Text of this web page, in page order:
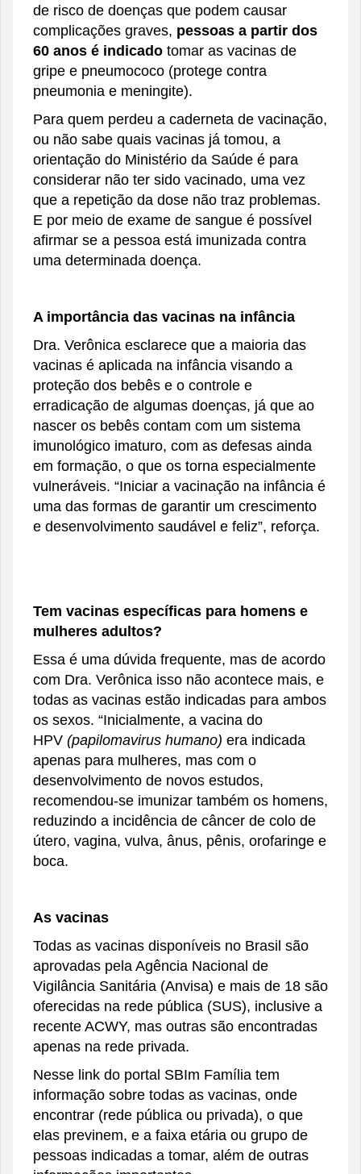
de risco de doenças que podem causar
complicações graves, pessoas a partir dos
60 anos é indicado tomar as vacinas de
gripe e pneumococo (protege contra
pneumonia e meningite).
Para quem perdeu a caderneta de vacinação,
ou não sabe quais vacinas já tomou, a
orientação do Ministério da Saúde é para
considerar não ter sido vacinado, uma vez
que a repetição da dose não traz problemas.
E por meio de exame de sangue é possível
afirmar se a pessoa está imunizada contra
uma determinada doença.
A importância das vacinas na infância
Dra. Verônica esclarece que a maioria das
vacinas é aplicada na infância visando a
proteção dos bebês e o controle e
erradicação de algumas doenças, já que ao
nascer os bebês contam com um sistema
imunológico imaturo, com as defesas ainda
em formação, o que os torna especialmente
vulneráveis. “Iniciar a vacinação na infância é
uma das formas de garantir um crescimento
e desenvolvimento saudável e feliz”, reforça.
Tem vacinas específicas para homens e
mulheres adultos?
Essa é uma dúvida frequente, mas de acordo
com Dra. Verônica isso não acontece mais, e
todas as vacinas estão indicadas para ambos
os sexos. “Inicialmente, a vacina do
HPV (papilomavirus humano) era indicada
apenas para mulheres, mas com o
desenvolvimento de novos estudos,
recomendou-se imunizar também os homens,
reduzindo a incidência de câncer de colo de
útero, vagina, vulva, ânus, pênis, orofaringe e
boca.
As vacinas
Todas as vacinas disponíveis no Brasil são
aprovadas pela Agência Nacional de
Vigilância Sanitária (Anvisa) e mais de 18 são
oferecidas na rede pública (SUS), inclusive a
recente ACWY, mas outras são encontradas
apenas na rede privada.
Nesse link do portal SBIm Família tem
informação sobre todas as vacinas, onde
encontrar (rede pública ou privada), o que
elas previnem, e a faixa etária ou grupo de
pessoas indicadas a tomar, além de outras